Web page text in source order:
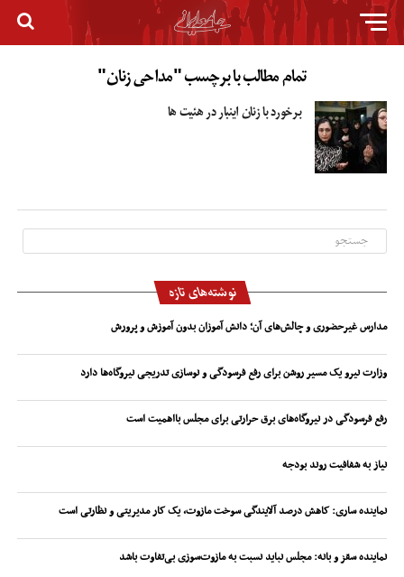
تمام مطالب با برچسب "مداحی زنان"
برخورد با زنان اینبار در هئیت ها
نوشته‌های تازه
مدارس غیرحضوری و چالش‌های آن؛ دانش آموزان بدون آموزش و پرورش
وزارت نیرو یک مسیر روشن برای رفع فرسودگی و نوسازی تدریجی نیروگاه‌ها دارد
رفع فرسودگی در نیروگاه‌های برق حرارتی برای مجلس بااهمیت است
نیاز به شفافیت روند بودجه
نماینده ساری: کاهش درصد آلایندگی سوخت مازوت، یک کار مدیریتی و نظارتی است
نماینده سقز و بانه: مجلس نباید نسبت به مازوت‌سوزی بی‌تفاوت باشد